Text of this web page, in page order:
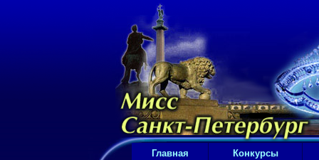
Главная Конкурсы